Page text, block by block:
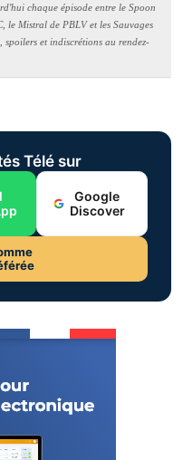
chaque épisode entre le Spoon
le Mistral de PBLV et les Sauvages
et indiscrétions au rendez-
Télé sur
Google
Discover